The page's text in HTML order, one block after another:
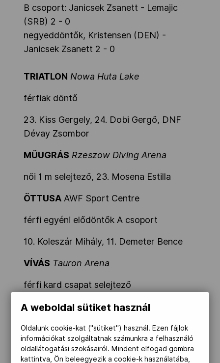
B csoport: Janicsek Zsanett - Lemajic
(SRB) 2 - 0
negyeddöntők, Kristensen (DEN) -
Janicsek Zsanett 2 - 0
TRIATLON Nowa Huta Lake
férfiak döntő
23. Kiss Gergely, 24. Dobi Gergő, DNF
Dévay Zsombor
MŰUGRÁS Rzeszow Diving Arena
női 1 m selejtező, 23. Mosena Estilla
ÖTTUSA AWF Sport Centre
férfi egyéni elődöntők A csoport
10. Koleszár Mihály, 11. Demeter Bence
VÍVÁS Tauron Arena
férfi kard csapat selejtező
Magyarország - Azerbaijan 45 - 25
András, Szilágyi Áron
női tőr 8-as tábla, Magyarország -
A weboldal sütiket használ
Oldalunk cookie-kat ("sütiket") használ. Ezen fájlok
információkat szolgáltatnak számunkra a felhasználó
oldallátogatási szokásairól. Mindent elfogad gombra
kattintva, Ön beleegyezik a cookie-k használatába,